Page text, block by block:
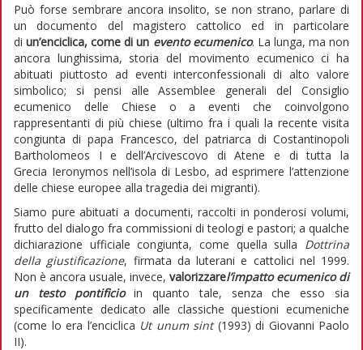
Può forse sembrare ancora insolito, se non strano, parlare di
un documento del magistero cattolico ed in particolare
diun’enciclica, come di un evento ecumenico. La lunga, ma non
ancora lunghissima, storia del movimento ecumenico ci ha
abituati piuttosto ad eventi interconfessionali di alto valore
simbolico; si pensi alle Assemblee generali del Consiglio
ecumenico delle Chiese o a eventi che coinvolgono
rappresentanti di più chiese (ultimo fra i quali la recente visita
congiunta di papa Francesco, del patriarca di Costantinopoli
Bartholomeos I e dell’Arcivescovo di Atene e di tutta la
Grecia Ieronymos nell’isola di Lesbo, ad esprimere l’attenzione
delle chiese europee alla tragedia dei migranti).
Siamo pure abituati a documenti, raccolti in ponderosi volumi,
frutto del dialogo fra commissioni di teologi e pastori; a qualche
dichiarazione ufficiale congiunta, come quella sulla Dottrina
della giustificazione, firmata da luterani e cattolici nel 1999.
Non è ancora usuale, invece, valorizzarel’impatto ecumenico di
un testo pontificioin quanto tale, senza che esso sia
specificamente dedicato alle classiche questioni ecumeniche
(come lo era l’enciclica Ut unum sint(1993) di Giovanni Paolo
II).